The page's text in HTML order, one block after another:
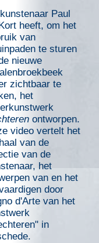
Paul
heeft, om het
van
te sturen
nieuwe
zichtbaar te
het
ontworpen.
video vertelt het
van de
van de
het
van en het
door
d'Arte van het
in